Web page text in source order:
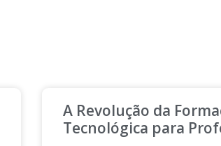
A Revolução da
Tecnológica para